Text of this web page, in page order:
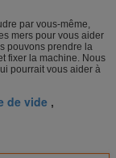
par vous-même,
mers pour vous aider
pouvons prendre la
fixer la machine. Nous
pourrait vous aider à
de vide ,